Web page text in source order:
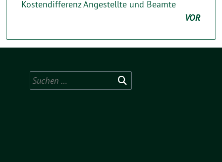
Kostendifferenz Angestellte und Beamte
VOR
Suchen
nach: